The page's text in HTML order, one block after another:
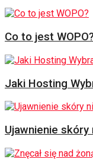
Co to jest
Jaki Hosting
Ujawnienie